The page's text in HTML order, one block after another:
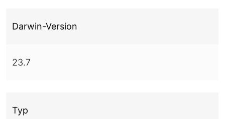
Darwin-Version
23.7
Typ